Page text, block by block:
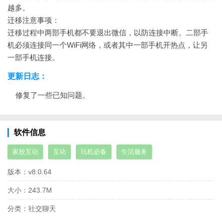
越多。
迁移注意事项：
迁移过程中两部手机都不要退出微信，以防连接中断。
二部手
机必须连接同一个WiFi网络，或者其中一部手机开热点，让另
一部手机连接。
更新日志：
修复了一些已知问题。
软件信息
家校互动 互动 玩机必备 生活服务
版本： v8.0.64
大小： 243.7M
分类： 社交聊天